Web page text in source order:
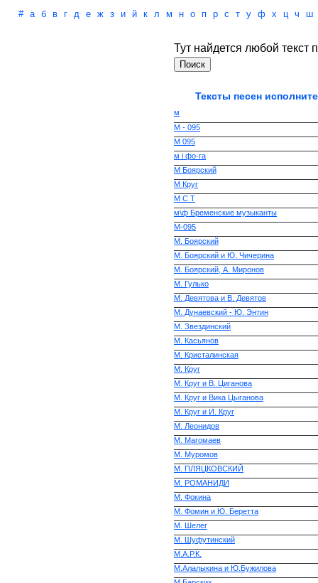
# а б в г д е ж з и й к л м н о п р с т у ф х ц ч ш
Тут найдется любой текст
Тексты песен
м
М - 095
М 095
м i фо-га
М Боярский
М Круг
М С Т
м\ф Бременские музыканты
М-095
М. Боярский
М. Боярский и Ю. Чичерина
М. Боярский, А. Миронов
М. Гулько
М. Девятова и В. Девятов
М. Дунаевский - Ю. Энтин
М. Звездинский
М. Касьянов
М. Кристалинская
М. Круг
М. Круг и В. Циганова
М. Круг и Вика Цыганова
М. Круг и И. Круг
М. Леонидов
М. Магомаев
М. Муромов
М. ПЛЯЦКОВСКИЙ
М. РОМАНИДИ
М. Фокина
М. Фомин и Ю. Беретта
М. Шелег
М. Шуфутинский
М.А.Р.К.
М.Алалыкина и Ю.Бужилова